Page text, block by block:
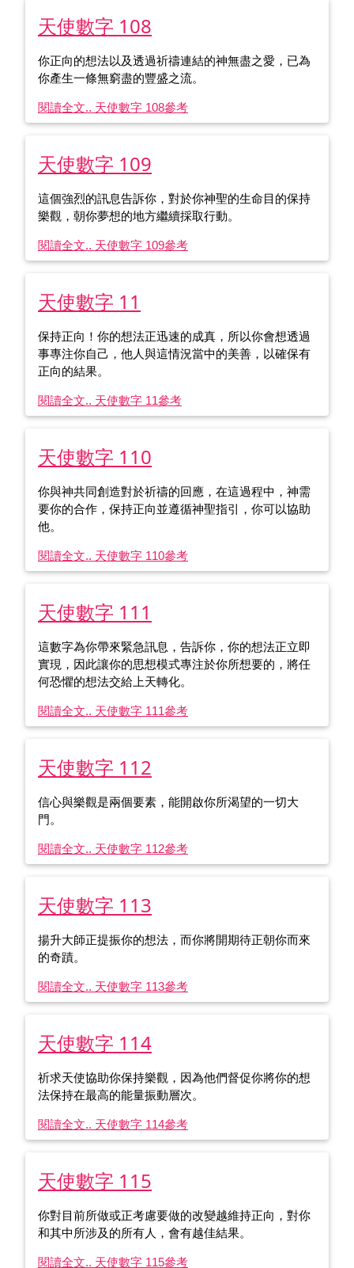
天使數字 108
你正向的想法以及透過祈禱連結的神無盡之愛，已為
你產生一條無窮盡的豐盛之流。
閱讀全文.. 天使數字 108參考
天使數字 109
這個強烈的訊息告訴你，對於你神聖的生命目的保持
樂觀，朝你夢想的地方繼續採取行動。
閱讀全文.. 天使數字 109參考
天使數字 11
保持正向！你的想法正迅速的成真，所以你會想透過
事專注你自己，他人與這情況當中的美善，以確保有
正向的結果。
閱讀全文.. 天使數字 11參考
天使數字 110
你與神共同創造對於祈禱的回應，在這過程中，神需
要你的合作，保持正向並遵循神聖指引，你可以協助
他。
閱讀全文.. 天使數字 110參考
天使數字 111
這數字為你帶來緊急訊息，告訴你，你的想法正立即
實現，因此讓你的思想模式專注於你所想要的，將任
何恐懼的想法交給上天轉化。
閱讀全文.. 天使數字 111參考
天使數字 112
信心與樂觀是兩個要素，能開啟你所渴望的一切大
門。
閱讀全文.. 天使數字 112參考
天使數字 113
揚升大師正提振你的想法，而你將開期待正朝你而來
的奇蹟。
閱讀全文.. 天使數字 113參考
天使數字 114
祈求天使協助你保持樂觀，因為他們督促你將你的想
法保持在最高的能量振動層次。
閱讀全文.. 天使數字 114參考
天使數字 115
你對目前所做或正考慮要做的改變越維持正向，對你
和其中所涉及的所有人，會有越佳結果。
閱讀全文.. 天使數字 115參考